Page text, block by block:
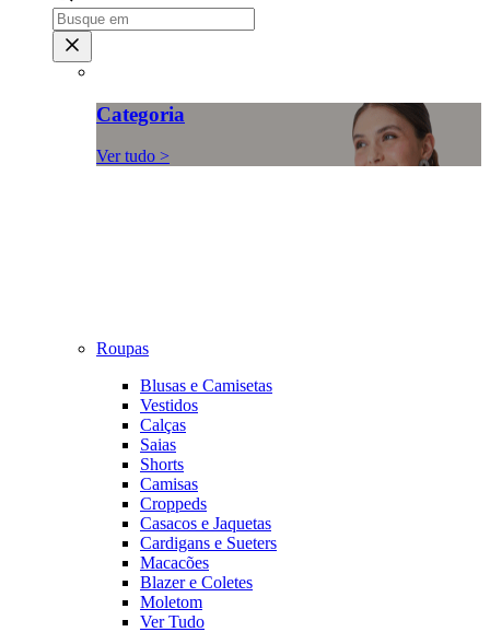
Categoria
Ver tudo >
Roupas
Blusas e Camisetas
Vestidos
Calças
Saias
Shorts
Camisas
Croppeds
Casacos e Jaquetas
Cardigans e Sueters
Macacões
Blazer e Coletes
Moletom
Ver Tudo